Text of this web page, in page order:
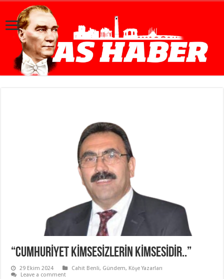
“CUMHURİYET KİMSESİZLERİN KİMSESİDİR..”
29 Ekim 2024 Cahit Benli, Gündem, Köşe Yazarları
Leave a comment